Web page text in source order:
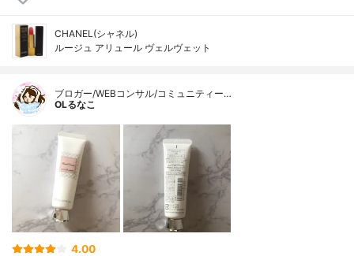
CHANEL(シャネル)
ルージュ アリュール ヴェルヴェット
ブロガー/WEBコンサル/コミュニティー…
OLるなこ
4.00